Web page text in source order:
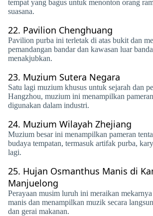
tempat yang bagus untuk menonton orang
suasana.
22. Pavilion Chenghuang
Pavilion purba ini terletak di atas bukit dan
pemandangan bandar dan kawasan luar
menakjubkan.
23. Muzium Sutera Negara
Satu lagi muzium khusus untuk sejarah dan
Hangzhou, muzium ini menampilkan
digunakan dalam industri.
24. Muzium Wilayah Zhejiang
Muzium besar ini menampilkan pameran
budaya tempatan, termasuk artifak purba,
lagi.
25. Hujan Osmanthus Manis di
Manjuelong
Perayaan musim luruh ini meraikan
manis dan menampilkan muzik secara
dan gerai makanan.